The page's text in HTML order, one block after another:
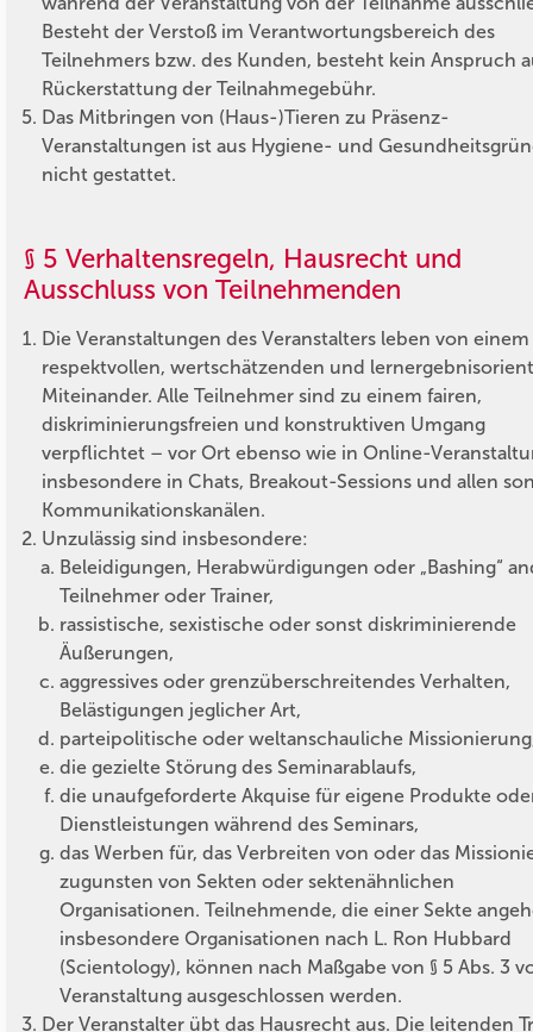
Besteht der Verstoß im Verantwortungsbereich des
Teilnehmers bzw. des Kunden, besteht kein Anspruch
Rückerstattung der Teilnahmegebühr.
Das Mitbringen von (Haus-)Tieren zu Präsenz-
Veranstaltungen ist aus Hygiene- und
nicht gestattet.
§ 5 Verhaltensregeln, Hausrecht und
Ausschluss von Teilnehmenden
Die Veranstaltungen des Veranstalters leben von einem
respektvollen, wertschätzenden und
Miteinander. Alle Teilnehmer sind zu einem fairen,
diskriminierungsfreien und konstruktiven Umgang
verpflichtet – vor Ort ebenso wie in Online-
insbesondere in Chats, Breakout-Sessions und allen
Kommunikationskanälen.
Unzulässig sind insbesondere:
Beleidigungen, Herabwürdigungen oder „Bashing“
Teilnehmer oder Trainer,
rassistische, sexistische oder sonst diskriminierende
Äußerungen,
aggressives oder grenzüberschreitendes Verhalten,
Belästigungen jeglicher Art,
parteipolitische oder weltanschauliche
die gezielte Störung des Seminarablaufs,
die unaufgeforderte Akquise für eigene Produkte
Dienstleistungen während des Seminars,
das Werben für, das Verbreiten von oder das
zugunsten von Sekten oder sektenähnlichen
Organisationen. Teilnehmende, die einer Sekte
insbesondere Organisationen nach L. Ron Hubbard
(Scientology), können nach Maßgabe von § 5 Abs. 3
Veranstaltung ausgeschlossen werden.
Der Veranstalter übt das Hausrecht aus. Die leitenden